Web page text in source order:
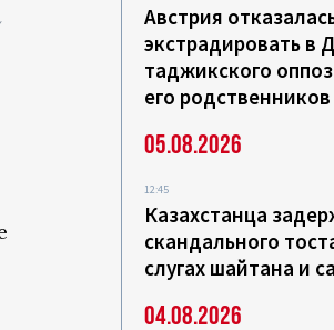
Австрия
экстрадировать в
таджикского
его родственников
05.08.2026
12:45
Казахстанца
скандального
слугах шайтана и
04.08.2026